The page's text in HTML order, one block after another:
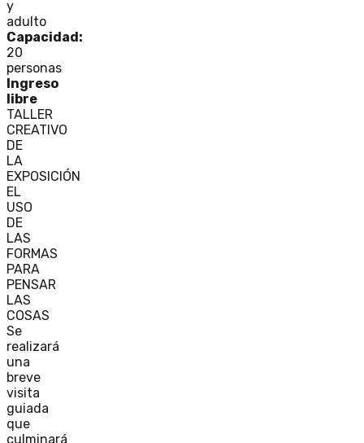
y
adulto
Capacidad:
20
personas
Ingreso
libre
TALLER
CREATIVO
DE
LA
EXPOSICIÓN
EL
USO
DE
LAS
FORMAS
PARA
PENSAR
LAS
COSAS
Se
realizará
una
breve
visita
guiada
que
culminará